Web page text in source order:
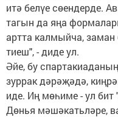
итә белүе сөендерде.
тагын да яңа
артта калмыйча, заман
тиеш", - диде ул.
Әйе, бу
зуррак дәрәҗәдә,
иде. Иң мөһиме - ул бит
Дөнья мәшәкатьләре,